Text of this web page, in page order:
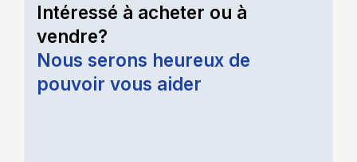
Intéressé à acheter ou à
vendre?
Nous serons heureux de
pouvoir vous aider